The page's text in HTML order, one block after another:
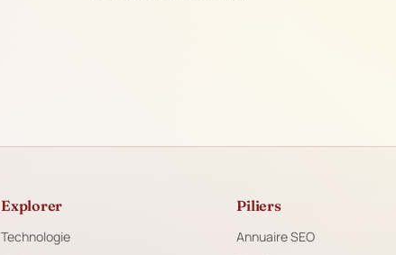
Explorer
Technologie
Piliers
Annuaire SEO